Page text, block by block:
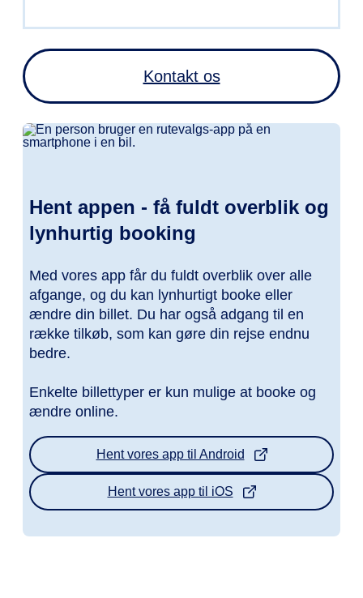
Kontakt os
Hent appen - få fuldt overblik og
lynhurtig booking
Med vores app får du fuldt overblik over alle
afgange, og du kan lynhurtigt booke eller
ændre din billet. Du har også adgang til en
række tilkøb, som kan gøre din rejse endnu
bedre.
Enkelte billettyper er kun mulige at booke og
ændre online.
Hent vores app til Android
Hent vores app til iOS